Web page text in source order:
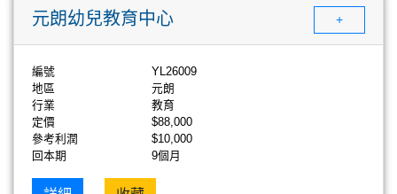
元朗幼兒教育中心 +
編號
YL26009
地區
元朗
行業
教育
定價
$88,000
參考利潤
$10,000
回本期
9個月